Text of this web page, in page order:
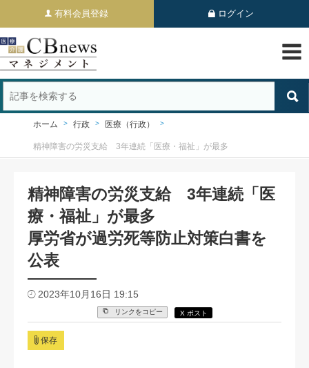
有料会員登録 ログイン
ホーム 行政 医療（行政）
精神障害の労災支給 3年連続「医療・福祉」が最多
精神障害の労災支給 3年連続「医
療・福祉」が最多
厚労省が過労死等防止対策白書を
公表
2023年10月16日 19:15
リンクをコピー X ポスト
保存